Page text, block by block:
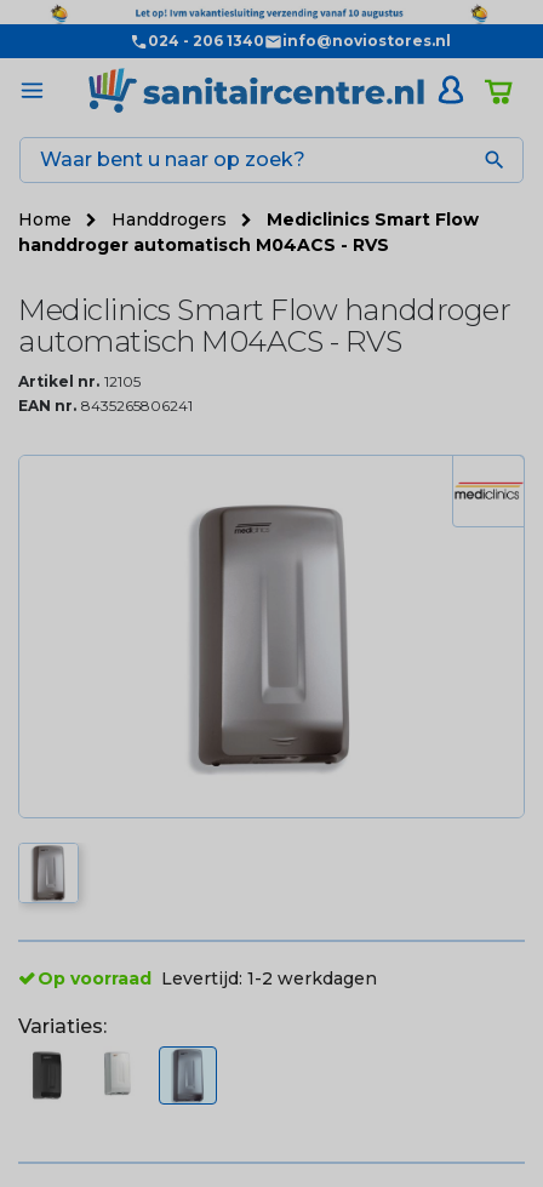
024 - 206 1340 info@noviostores.nl

Home Handdrogers
Mediclinics Smart Flow
handdroger automatisch M04ACS - RVS
Mediclinics Smart Flow handdroger
automatisch M04ACS - RVS
Artikel nr. 12105
EAN nr. 8435265806241
Op voorraad Levertijd: 1-2 werkdagen
Variaties: